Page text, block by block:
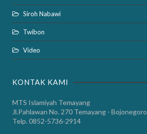
Siroh Nabawi
Twibon
Video
KONTAK KAMI
MTS Islamiyah Temayang
Jl.Pahlawan No. 270 Temayang - Bojonegoro
Telp. 0852-5736-2914